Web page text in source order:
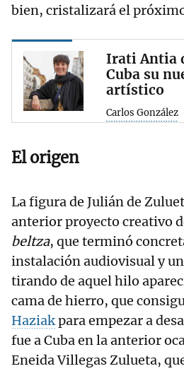
bien, cristalizará el
Irati Antia
Cuba su
artístico
Carlos González
El origen
La figura de Julián de
anterior proyecto creativo
beltza, que terminó
instalación audiovisual y
tirando de aquel hilo
cama de hierro, que
Haziakpara empezar a
fue a Cuba en la anterior
Eneida Villegas Zulueta,